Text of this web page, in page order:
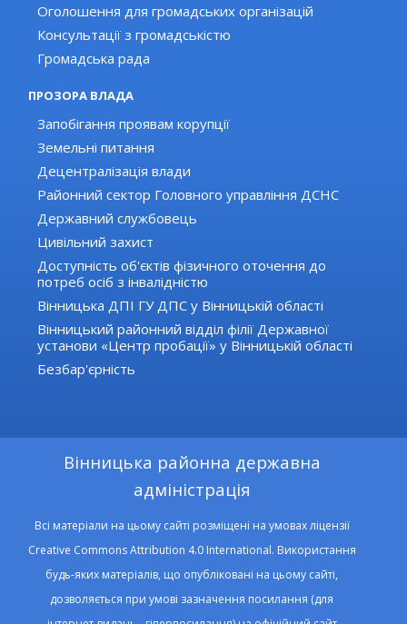
Оголошення для громадських організацій
Консультації з громадськістю
Громадська рада
ПРОЗОРА ВЛАДА
Запобігання проявам корупції
Земельні питання
Децентралізація влади
Районний сектор Головного управління ДСНС
Державний службовець
Цивільний захист
Доступність об'єктів фізичного оточення до
потреб осіб з інвалідністю
Вінницька ДПІ ГУ ДПС у Вінницькій області
Вінницький районний відділ філії Державної
установи «Центр пробації» у Вінницькій області
Безбар'єрність
Вінницька районна державна
адміністрація
Всі матеріали на цьому сайті розміщені на умовах ліцензії
Creative Commons Attribution 4.0 International. Використання
будь-яких матеріалів, що опубліковані на цьому сайті,
дозволяється при умові зазначення посилання (для